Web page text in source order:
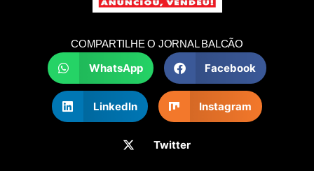
COMPARTILHE O JORNAL BALCÃO
WhatsApp Facebook
LinkedIn Instagram
Twitter